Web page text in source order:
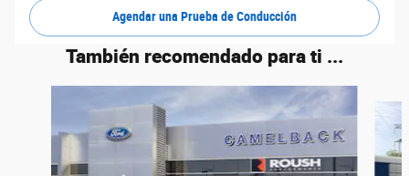
Agendar una Prueba de Conducción
También recomendado para ti ...